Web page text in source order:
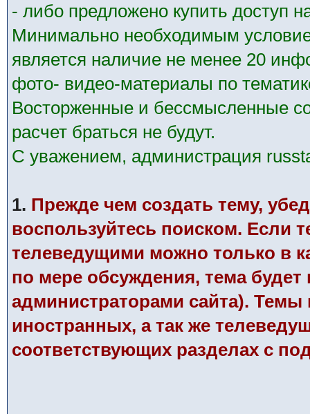
- либо предложено купить доступ
Минимально необходимым
является наличие не менее 20
фото- видео-материалы по
Восторженные и бессмысленные
расчет браться не будут.
С уважением, администрация
1. Прежде чем создать тему,
воспользуйтесь поиском. Если
телеведущими можно только в
по мере обсуждения, тема
администраторами сайта). Темы
иностранных, а так же
соответствующих разделах с